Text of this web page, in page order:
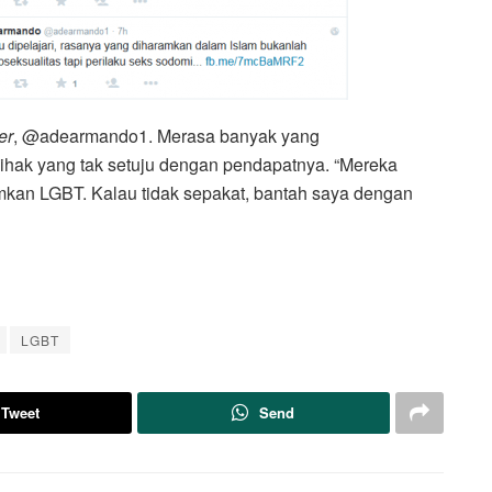
, @adearmando1. Merasa banyak yang
yang tak setuju dengan pendapatnya. “Mereka
LGBT. Kalau tidak sepakat, bantah saya dengan
LGBT
Tweet Send